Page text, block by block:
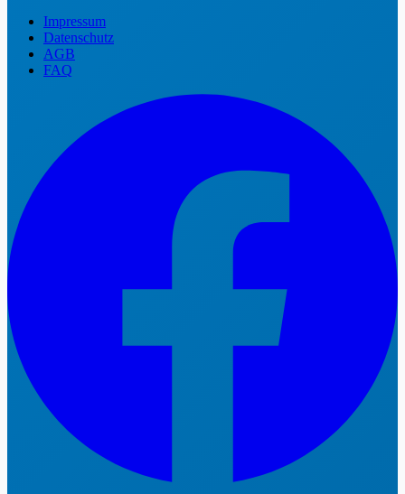
Impressum
Datenschutz
AGB
FAQ